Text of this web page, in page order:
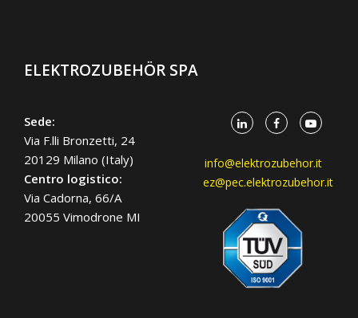
ELEKTROZUBEHÖR SPA
Sede:
Via F.lli Bronzetti, 24
20129 Milano (Italy)
Centro logistico:
Via Cadorna, 66/A
20055 Vimodrone MI
info@elektrozubehor.it
ez@pec.elektrozubehor.it